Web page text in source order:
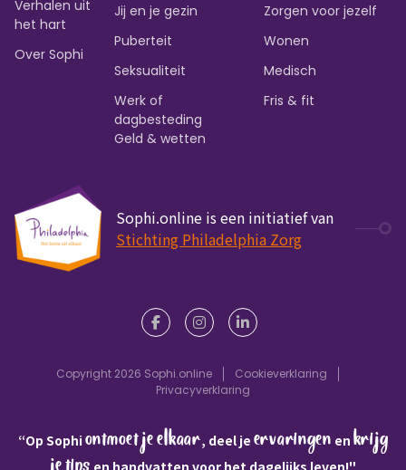
Verhalen uit
het hart
Over Sophi
Jij en je gezin
Puberteit
Seksualiteit
Werk of
dagbesteding
Zorgen voor jezelf
Wonen
Medisch
Fris & fit
Geld & wetten
Sophi.online is een initiatief van
Stichting Philadelphia Zorg
Copyright 2026 Sophi.online
Cookieverklaring
Privacyverklaring
“Op Sophiontmoet je elkaar, deel je ervaringen en krijg
en handvatten voor het dagelijks leven!"